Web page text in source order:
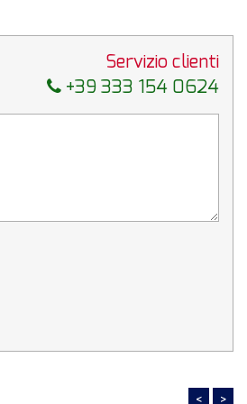
Servizio clienti
+39 333 154 0624
< >